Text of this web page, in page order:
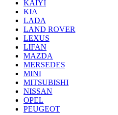
KAIYI
KIA
LADA
LAND ROVER
LEXUS
LIFAN
MAZDA
MERSEDES
MINI
MITSUBISHI
NISSAN
OPEL
PEUGEOT